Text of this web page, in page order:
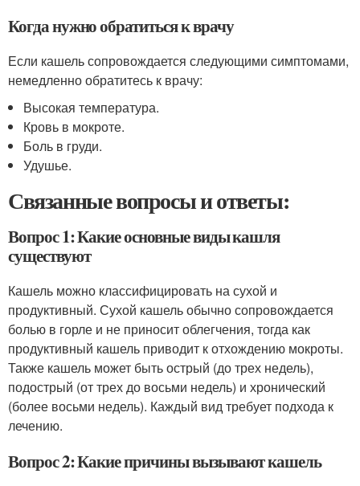
Когда нужно обратиться к врачу
Если кашель сопровождается следующими симптомами,
немедленно обратитесь к врачу:
Высокая температура.
Кровь в мокроте.
Боль в груди.
Удушье.
Связанные вопросы и ответы:
Вопрос 1: Какие основные виды кашля
существуют
Кашель можно классифицировать на сухой и
продуктивный. Сухой кашель обычно сопровождается
болью в горле и не приносит облегчения, тогда как
продуктивный кашель приводит к отхождению мокроты.
Также кашель может быть острый (до трех недель),
подострый (от трех до восьми недель) и хронический
(более восьми недель). Каждый вид требует подхода к
лечению.
Вопрос 2: Какие причины вызывают кашель